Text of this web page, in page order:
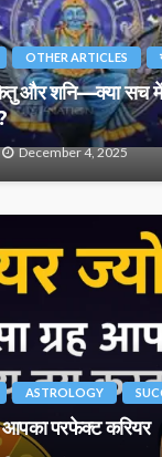
OTHER ARTICLES
केतु और शनि—क्या सच
December 4, 2025
ASTROLOGY
परफेक्ट करियर